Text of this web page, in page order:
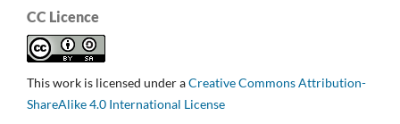
CC Licence
This work is licensed under aCreative Commons Attribution-
ShareAlike 4.0 International License